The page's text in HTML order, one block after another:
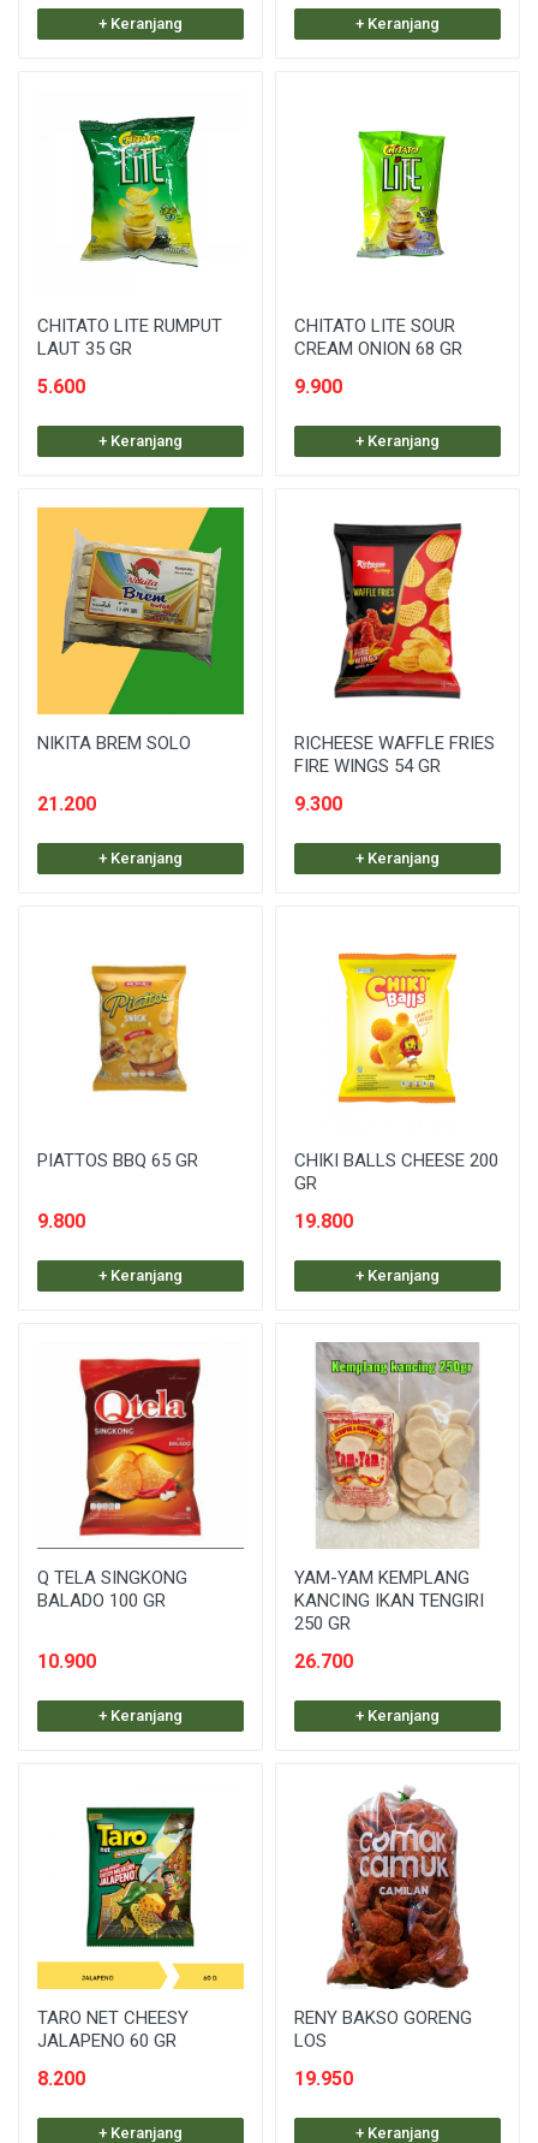
+ Keranjang + Keranjang
CHITATO LITE RUMPUT
LAUT 35 GR
5.600
+ Keranjang
CHITATO LITE SOUR
CREAM ONION 68 GR
9.900
+ Keranjang
NIKITA BREM SOLO
21.200
+ Keranjang
RICHEESE WAFFLE FRIES
FIRE WINGS 54 GR
9.300
+ Keranjang
PIATTOS BBQ 65 GR
9.800
+ Keranjang
CHIKI BALLS CHEESE 200
GR
19.800
+ Keranjang
Q TELA SINGKONG
BALADO 100 GR
10.900
+ Keranjang
YAM-YAM KEMPLANG
KANCING IKAN TENGIRI
250 GR
26.700
+ Keranjang
TARO NET CHEESY
JALAPENO 60 GR
8.200
+ Keranjang
RENY BAKSO GORENG
LOS
19.950
+ Keranjang